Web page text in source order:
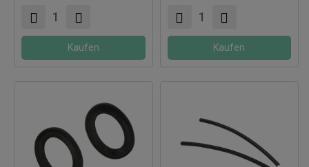
Kaufen Kaufen